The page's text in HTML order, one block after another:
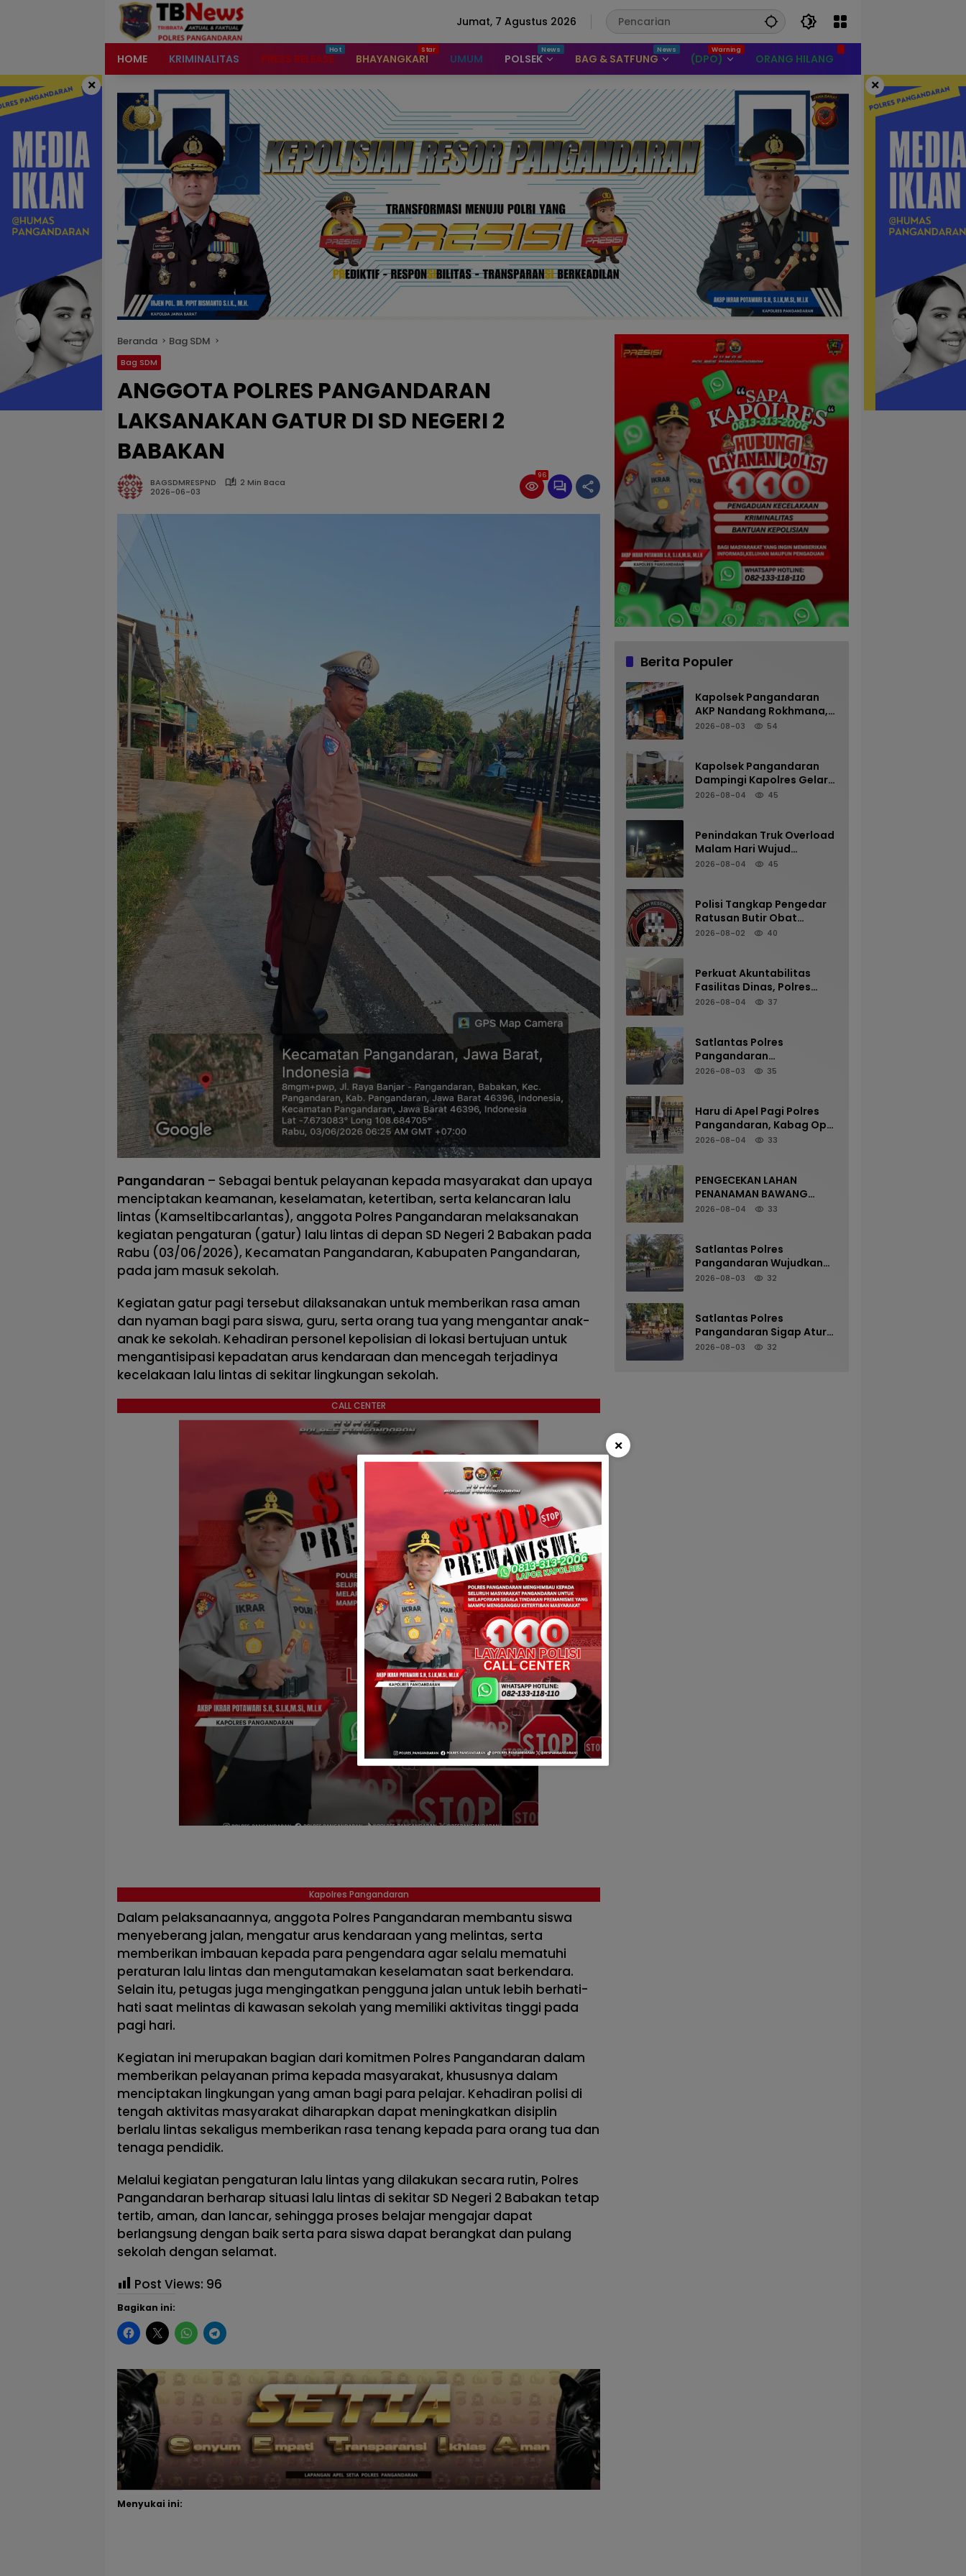
Jumat, 7 Agustus 2026
HOME KRIMINALITAS PRESS RELEASE BHAYANGKARI UMUM POLSEK BAG & SATFUNG (DPO) ORANG HILANG
× ×
Beranda Bag SDM
Bag SDM
ANGGOTA POLRES PANGANDARAN
LAKSANAKAN GATUR DI SD NEGERI 2
BABAKAN
BAGSDMRESPND
2 Min Baca
2026-06-03
96
Pangandaran – Sebagai bentuk pelayanan kepada masyarakat dan upaya
menciptakan keamanan, keselamatan, ketertiban, serta kelancaran lalu
lintas (Kamseltibcarlantas), anggota Polres Pangandaran melaksanakan
kegiatan pengaturan (gatur) lalu lintas di depan SD Negeri 2 Babakan pada
Rabu (03/06/2026), Kecamatan Pangandaran, Kabupaten Pangandaran,
pada jam masuk sekolah.
Kegiatan gatur pagi tersebut dilaksanakan untuk memberikan rasa aman
dan nyaman bagi para siswa, guru, serta orang tua yang mengantar anak-
anak ke sekolah. Kehadiran personel kepolisian di lokasi bertujuan untuk
mengantisipasi kepadatan arus kendaraan dan mencegah terjadinya
kecelakaan lalu lintas di sekitar lingkungan sekolah.
CALL CENTER
Kapolres Pangandaran
Dalam pelaksanaannya, anggota Polres Pangandaran membantu siswa
menyeberang jalan, mengatur arus kendaraan yang melintas, serta
memberikan imbauan kepada para pengendara agar selalu mematuhi
peraturan lalu lintas dan mengutamakan keselamatan saat berkendara.
Selain itu, petugas juga mengingatkan pengguna jalan untuk lebih berhati-
hati saat melintas di kawasan sekolah yang memiliki aktivitas tinggi pada
pagi hari.
Kegiatan ini merupakan bagian dari komitmen Polres Pangandaran dalam
memberikan pelayanan prima kepada masyarakat, khususnya dalam
menciptakan lingkungan yang aman bagi para pelajar. Kehadiran polisi di
tengah aktivitas masyarakat diharapkan dapat meningkatkan disiplin
berlalu lintas sekaligus memberikan rasa tenang kepada para orang tua dan
tenaga pendidik.
Melalui kegiatan pengaturan lalu lintas yang dilakukan secara rutin, Polres
Pangandaran berharap situasi lalu lintas di sekitar SD Negeri 2 Babakan tetap
tertib, aman, dan lancar, sehingga proses belajar mengajar dapat
berlangsung dengan baik serta para siswa dapat berangkat dan pulang
sekolah dengan selamat.
Post Views: 96
Bagikan ini:
Menyukai ini:
Berita Populer
Kapolsek Pangandaran
AKP Nandang Rokhmana,
S.H., M.H. Bersama
2026-08-03 54
Kapolsek Pangandaran
Dampingi Kapolres Gelar
Sholat Subuh Keliling di
Jaga Kamtibmas
2026-08-04 45
Penindakan Truk Overload
Malam Hari Wujud
Komitmen Satlantas
2026-08-04 45
Polisi Tangkap Pengedar
Ratusan Butir Obat
Terlarang di Cijulang
2026-08-02 40
Perkuat Akuntabilitas
Fasilitas Dinas, Polres
Pangandaran Gelar
2026-08-04 37
Satlantas Polres
Pangandaran
Maksimalkan Pelayanan
2026-08-03 35
Haru di Apel Pagi Polres
Pangandaran, Kabag Ops
Pamit Jelang Purna Tugas
2026-08-04 33
PENGECEKAN LAHAN
PENANAMAN BAWANG
PUTIH OLEH POLSEK
PANGAN
2026-08-04 33
Satlantas Polres
Pangandaran Wujudkan
Kamseltibcarlantas
2026-08-03 32
Satlantas Polres
Pangandaran Sigap Atur
Arus Kendaraan Demi
2026-08-03 32
×